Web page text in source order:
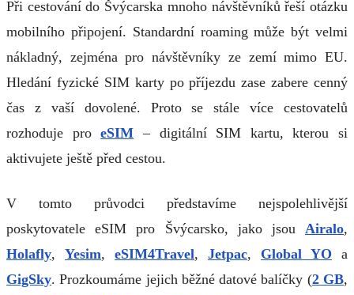
Při cestování do Švýcarska mnoho návštěvníků řeší otázku
mobilního připojení. Standardní roaming může být velmi
nákladný, zejména pro návštěvníky ze zemí mimo EU.
Hledání fyzické SIM karty po příjezdu zase zabere cenný
čas z vaší dovolené. Proto se stále více cestovatelů
rozhoduje proeSIM – digitální SIM kartu, kterou si
aktivujete ještě před cestou.
V tomto průvodci představíme nejspolehlivější
poskytovatele eSIM pro Švýcarsko, jako jsou Airalo,
Holafly, Yesim, eSIM4Travel, Jetpac, Global YO a
GigSky. Prozkoumáme jejich běžné datové balíčky (2 GB,